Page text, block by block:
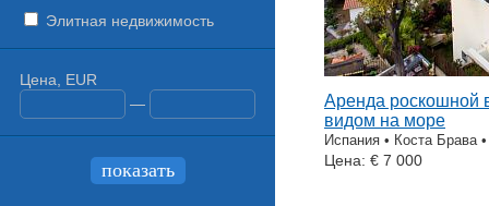
Аренда роскошной
видом на море
Испания • Коста Брава
Цена: € 7 000
Элитная недвижимость
Цена, EUR
—